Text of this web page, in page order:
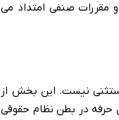
مقررات صنفی امتداد می
نیست. این بخش از
حرفه در بطن نظام حقوقی